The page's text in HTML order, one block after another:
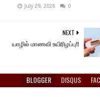
July 29, 2026 0
NEXT
யாழில் மாணவி உயிரிழப்பு!!
BLOGGER DISQUS